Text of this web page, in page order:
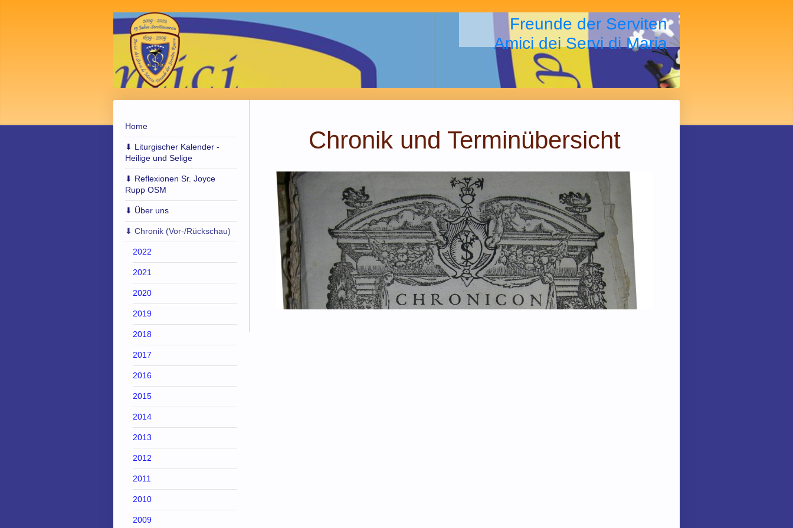
Freunde der Serviten
Amici dei Servi di Maria
Home
⬇︎ Liturgischer Kalender -
Heilige und Selige
⬇︎ Reflexionen Sr. Joyce
Rupp OSM
⬇︎ Über uns
⬇︎ Chronik (Vor-/Rückschau)
2022
2021
2020
2019
2018
2017
2016
2015
2014
2013
2012
2011
2010
2009
Chronik und Terminübersicht